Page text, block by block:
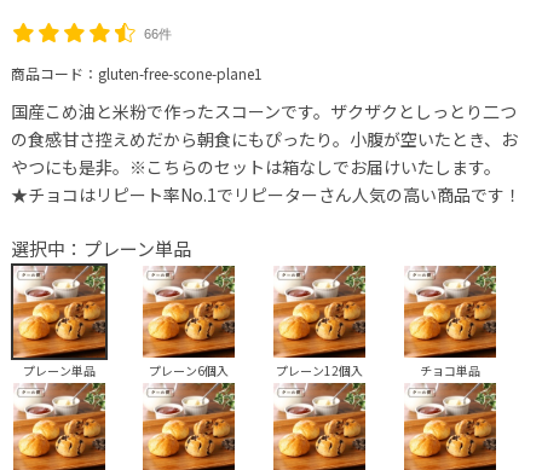
66件
商品コード： gluten-free-scone-plane1
国産こめ油と米粉で作ったスコーンです。ザクザクとしっとり二つ
の食感甘さ控えめだから朝食にもぴったり。小腹が空いたとき、お
やつにも是非。※こちらのセットは箱なしでお届けいたします。
★チョコはリピート率No.1でリピーターさん人気の高い商品です！
選択中：プレーン単品
プレーン単品 プレーン6個入 プレーン12個入 チョコ単品